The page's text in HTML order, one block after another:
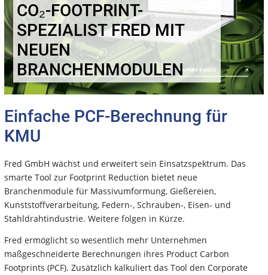
CO₂-FOOTPRINT-
SPEZIALIST FRED MIT
NEUEN
BRANCHENMODULEN
Einfache PCF-Berechnung für
KMU
Fred GmbH wächst und erweitert sein Einsatzspektrum. Das
smarte Tool zur Footprint Reduction bietet neue
Branchenmodule für Massivumformung, Gießereien,
Kunststoffverarbeitung, Federn-, Schrauben-, Eisen- und
Stahldrahtindustrie. Weitere folgen in Kürze.
Fred ermöglicht so wesentlich mehr Unternehmen
maßgeschneiderte Berechnungen ihres Product Carbon
Footprints (PCF). Zusätzlich kalkuliert das Tool den Corporate